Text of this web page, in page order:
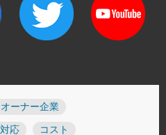
オーナー企業
応 コスト